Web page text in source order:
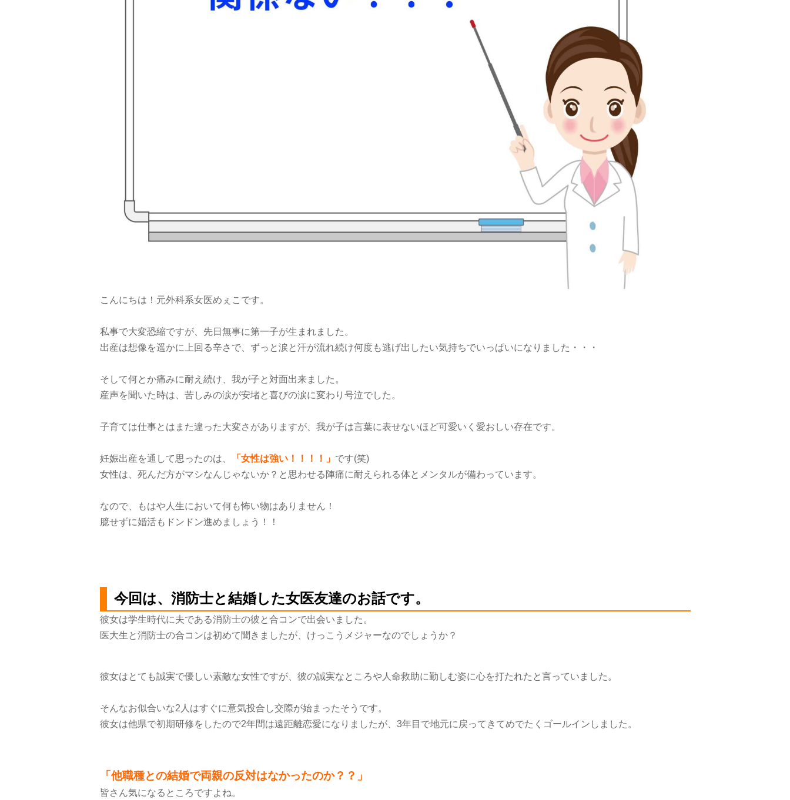
こんにちは！元外科系女医めぇこです。
私事で大変恐縮ですが、先日無事に第一子が生まれました。
出産は想像を遥かに上回る辛さで、ずっと涙と汗が流れ続け何度も逃げ出したい気持ちでいっぱいになりました・・・
そして何とか痛みに耐え続け、我が子と対面出来ました。
産声を聞いた時は、苦しみの涙が安堵と喜びの涙に変わり号泣でした。
子育ては仕事とはまた違った大変さがありますが、我が子は言葉に表せないほど可愛いく愛おしい存在です。
妊娠出産を通して思ったのは、 「女性は強い！！！！」 です(笑)
女性は、死んだ方がマシなんじゃないか？と思わせる陣痛に耐えられる体とメンタルが備わっています。
なので、もはや人生において何も怖い物はありません！
臆せずに婚活もドンドン進めましょう！！
今回は、消防士と結婚した女医友達のお話です。
彼女は学生時代に夫である消防士の彼と合コンで出会いました。
医大生と消防士の合コンは初めて聞きましたが、けっこうメジャーなのでしょうか？
彼女はとても誠実で優しい素敵な女性ですが、彼の誠実なところや人命救助に勤しむ姿に心を打たれたと言っていました。
そんなお似合いな2 人はすぐに意気投合し交際が始まったそうです。
彼女は他県で初期研修をしたので2年間は遠距離恋愛になりましたが、 3年目で地元に戻ってきてめでたくゴールインしました。
「他職種との結婚で両親の反対はなかったのか？？」
皆さん気になるところですよね。